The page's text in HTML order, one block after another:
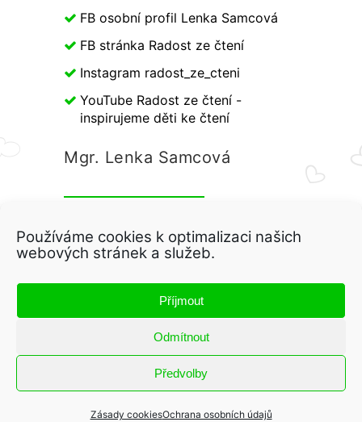
Používáme cookies k optimalizaci našich
webových stránek a služeb.
Příjmout
Odmítnout
Předvolby
Zásady cookiesOchrana osobních údajů
FB osobní profil Lenka Samcová
FB stránka Radost ze čtení
Instagram radost_ze_cteni
YouTube Radost ze čtení -
inspirujeme děti ke čtení
Mgr. Lenka Samcová
IČO:08098255
Močidlec 42, Pšov 364 52
(+420) 777 895 165
autorka@radostzecteni.cz
© 2019 - 2023 Radost ze čtení.
Všechna práva jsou vyhrazena |